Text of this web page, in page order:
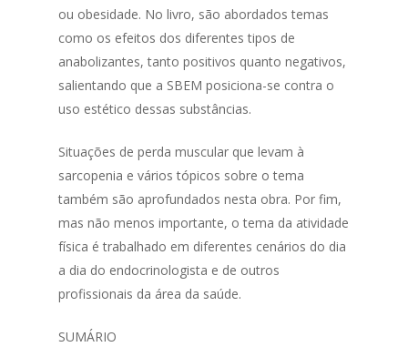
ou obesidade. No livro, são abordados temas
como os efeitos dos diferentes tipos de
anabolizantes, tanto positivos quanto negativos,
salientando que a SBEM posiciona-se contra o
uso estético dessas substâncias.
Situações de perda muscular que levam à
sarcopenia e vários tópicos sobre o tema
também são aprofundados nesta obra. Por fim,
mas não menos importante, o tema da atividade
física é trabalhado em diferentes cenários do dia
a dia do endocrinologista e de outros
profissionais da área da saúde.
SUMÁRIO